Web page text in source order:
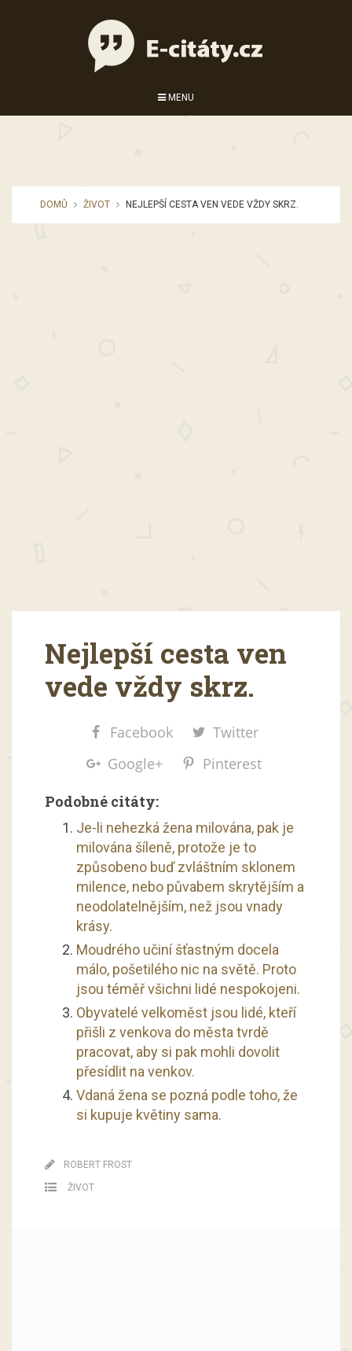
MENU
DOMŮ ŽIVOT NEJLEPŠÍ CESTA VEN VEDE VŽDY SKRZ.
Nejlepší cesta ven
vede vždy skrz.
Facebook
Twitter
Google+
Pinterest
Podobné citáty:
Je-li nehezká žena milována, pak je
milována šíleně, protože je to
způsobeno buď zvláštním sklonem
milence, nebo půvabem skrytějším a
neodolatelnějším, než jsou vnady
krásy.
Moudrého učiní šťastným docela
málo, pošetilého nic na světě. Proto
jsou téměř všichni lidé nespokojeni.
Obyvatelé velkoměst jsou lidé, kteří
přišli z venkova do města tvrdě
pracovat, aby si pak mohli dovolit
přesídlit na venkov.
Vdaná žena se pozná podle toho, že
si kupuje květiny sama.
ROBERT FROST
ŽIVOT